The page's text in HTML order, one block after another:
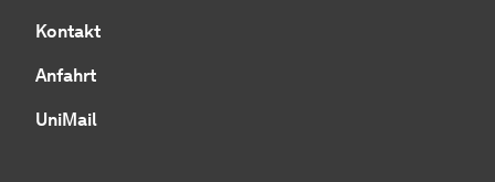
Kontakt
Anfahrt
UniMail